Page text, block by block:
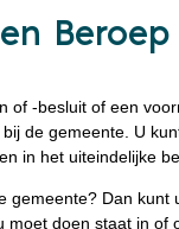
Beroep
of -besluit of een
de gemeente. U
in het uiteindelijke
gemeente? Dan kunt
moet doen staat in of